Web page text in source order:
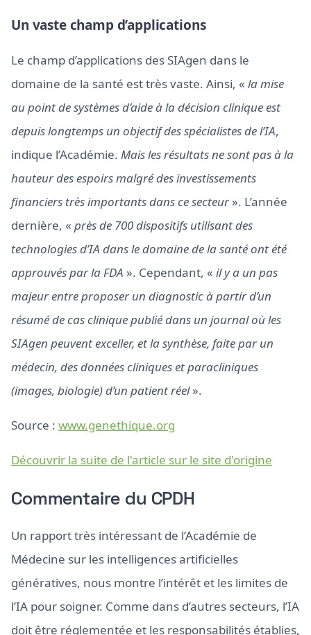
Un vaste champ d’applications
Le champ d’applications des SIAgen dans le
domaine de la santé est très vaste. Ainsi, « la mise
au point de systèmes d’aide à la décision clinique est
depuis longtemps un objectif des spécialistes de l’IA,
indique l’Académie. Mais les résultats ne sont pas à la
hauteur des espoirs malgré des investissements
financiers très importants dans ce secteur». L’année
dernière, « près de 700 dispositifs utilisant des
technologies d’IA dans le domaine de la santé ont été
approuvés par la FDA ». Cependant, « il y a un pas
majeur entre proposer un diagnostic à partir d’un
résumé de cas clinique publié dans un journal où les
SIAgen peuvent exceller, et la synthèse, faite par un
médecin, des données cliniques et paracliniques
(images, biologie) d’un patient réel».
Source : www.genethique.org
Découvrir la suite de l'article sur le site d'origine
Commentaire du CPDH
Un rapport très intéressant de l’Académie de
Médecine sur les intelligences artificielles
génératives, nous montre l’intérêt et les limites de
l’IA pour soigner. Comme dans d’autres secteurs, l’IA
doit être réglementée et les responsabilités établies,